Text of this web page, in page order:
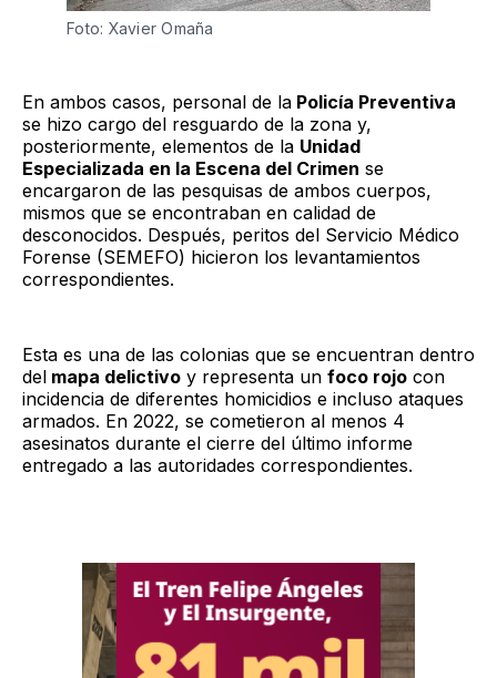
Foto: Xavier Omaña
En ambos casos, personal de la Policía Preventiva
se hizo cargo del resguardo de la zona y,
posteriormente, elementos de la Unidad
Especializada en la Escena del Crimen se
encargaron de las pesquisas de ambos cuerpos,
mismos que se encontraban en calidad de
desconocidos. Después, peritos del Servicio Médico
Forense (SEMEFO) hicieron los levantamientos
correspondientes.
Esta es una de las colonias que se encuentran dentro
del mapa delictivo y representa un foco rojo con
incidencia de diferentes homicidios e incluso ataques
armados. En 2022, se cometieron al menos 4
asesinatos durante el cierre del último informe
entregado a las autoridades correspondientes.